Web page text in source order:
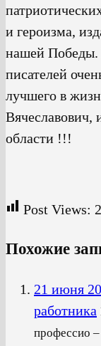
и героизма,
нашей Победы.
писателей
лучшего в
Вячеславович,
области !!!
Post Views:
Похожие
21 июня
работника
профессио